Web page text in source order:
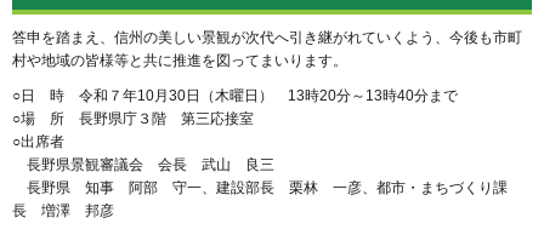
答申を踏まえ、信州の美しい景観が次代へ引き継がれていくよう、今後も市町
村や地域の皆様等と共に推進を図ってまいります。
○日 時 令和７年10月30日（木曜日） 13時20分～13時40分まで
○場 所 長野県庁３階 第三応接室
○出席者
長野県景観審議会 会長 武山 良三
長野県 知事 阿部 守一、建設部長 栗林 一彦、都市・まちづくり課
長 増澤 邦彦